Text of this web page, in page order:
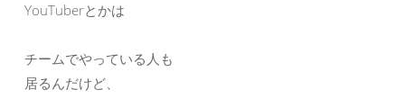
YouTuberとかは
チームでやっている人も
居るんだけど、